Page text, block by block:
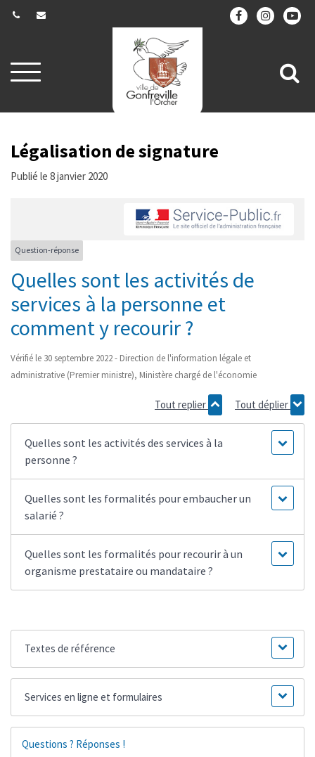
Aller
à
navigation
à
Légalisation de signature
Publié le 8 janvier 2020
Question-réponse
Quelles sont les activités de
services à la personne et
comment y recourir ?
Vérifié le 30 septembre 2022 - Direction de l'information légale et
administrative (Premier ministre), Ministère chargé de l'économie
Tout replier Tout déplier
Quelles sont les activités des services à la
personne ?
Quelles sont les formalités pour embaucher un
salarié ?
Quelles sont les formalités pour recourir à un
organisme prestataire ou mandataire ?
Textes de référence
Services en ligne et formulaires
Questions ? Réponses !